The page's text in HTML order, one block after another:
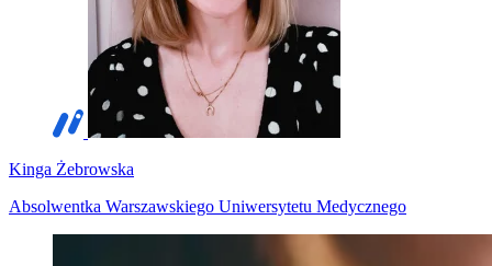
Kinga Żebrowska
Absolwentka Warszawskiego Uniwersytetu Medycznego